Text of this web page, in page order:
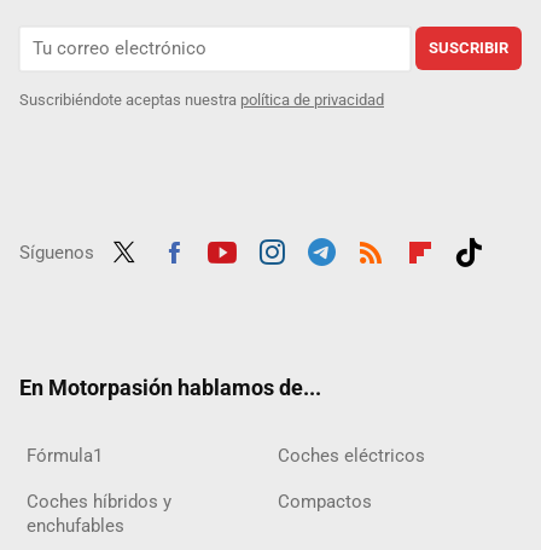
SUSCRIBIR
Suscribiéndote aceptas nuestra política de privacidad
Síguenos
En Motorpasión hablamos de...
Fórmula1 Coches eléctricos
Coches híbridos y
enchufables
Compactos